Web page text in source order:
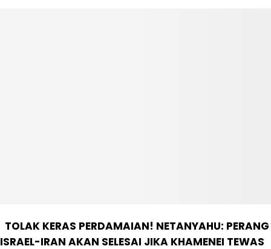
TOLAK KERAS PERDAMAIAN! NETANYAHU: PERANG
ISRAEL-IRAN AKAN SELESAI JIKA KHAMENEI TEWAS